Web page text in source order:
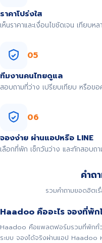
ราคาโปร่งใส
เห็นราคาและเงื่อนไขชัดเจน เทียบ
05
ทีมงานคนไทยดูแล
สอบถามที่ว่าง เปรียบเทียบ หรือขอ
06
จองง่าย ผ่านแอปหรือ LINE
เลือกที่พัก เช็กวันว่าง และทักสอบ
คำถ
รวมคำถามยอดฮิต
Haadoo คืออะไร จองที่พัก
Haadoo คือแพลตฟอร์มรวมที่พักทั่
ระบบ จองได้จริงผ่านแอป